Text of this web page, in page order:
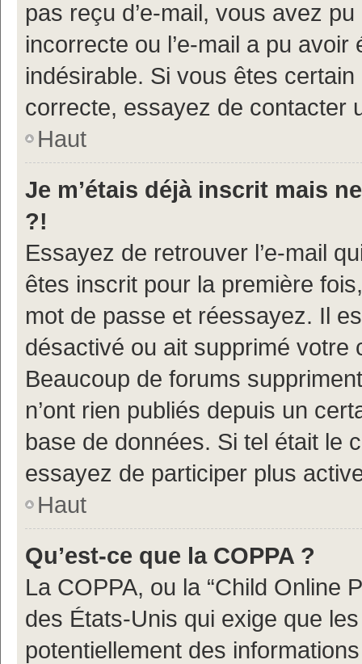
pas reçu d’e-mail, vous avez
incorrecte ou l’e-mail a pu
indésirable. Si vous êtes
correcte, essayez de contacter
Haut
Je m’étais déjà inscrit mais
?!
Essayez de retrouver l’e-mail
êtes inscrit pour la première
mot de passe et réessayez. Il
désactivé ou ait supprimé votre
Beaucoup de forums
n’ont rien publiés depuis un
base de données. Si tel était le
essayez de participer plus
Haut
Qu’est-ce que la COPPA ?
La COPPA, ou la “Child Online
des États-Unis qui exige que
potentiellement des